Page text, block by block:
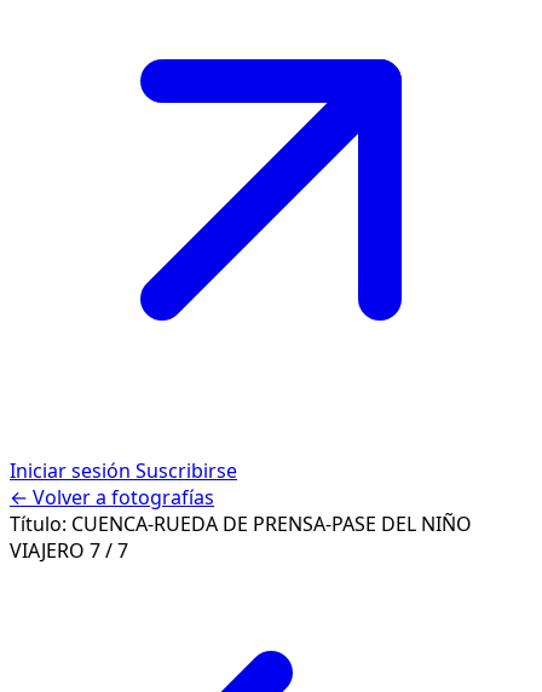
Iniciar sesión Suscribirse
← Volver a fotografías
Título: CUENCA-RUEDA DE PRENSA-PASE DEL NIÑO
VIAJERO 7 / 7